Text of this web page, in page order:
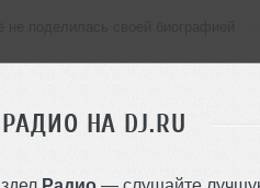
РАДИО НА DJ.RU
Радио — слушайте